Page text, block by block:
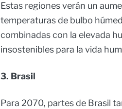
Estas regiones verán un
temperaturas de bulbo
combinadas con la elevada
insostenibles para la vida
3. Brasil
Para 2070, partes de Brasil